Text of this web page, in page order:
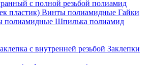
с полной резьбой полиамид
пластик) Винты полиамидные Гайки
полиамидные Шпилька полиамид
с внутренней резьбой Заклепки